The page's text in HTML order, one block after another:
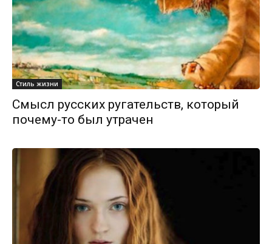
Стиль жизни
Смысл русских ругательств, который
почему-то был утрачен